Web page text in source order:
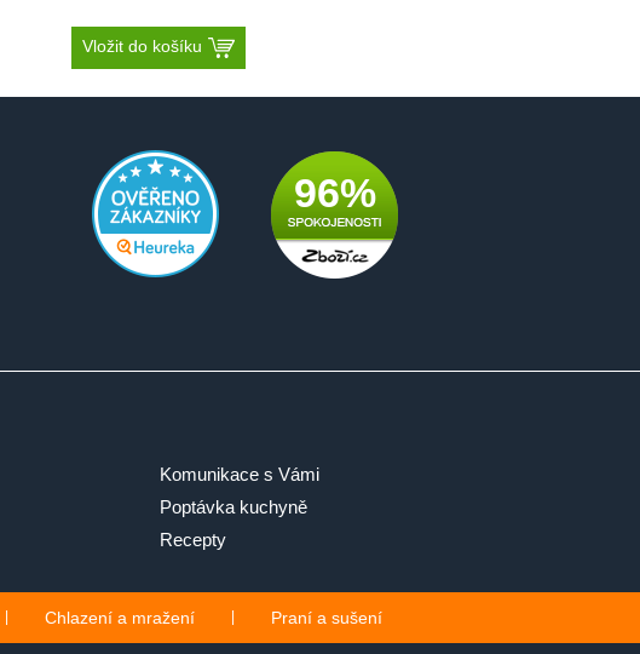
Vložit do košíku
96%
Komunikace s Vámi
Poptávka kuchyně
Recepty
Chlazení a mražení Praní a sušení